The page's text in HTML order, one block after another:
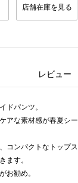
店舗在庫を見る
レビュー
ドパンツ。
アな素材感が春夏シ
コンパクトなトップ
ます。
お勧め。